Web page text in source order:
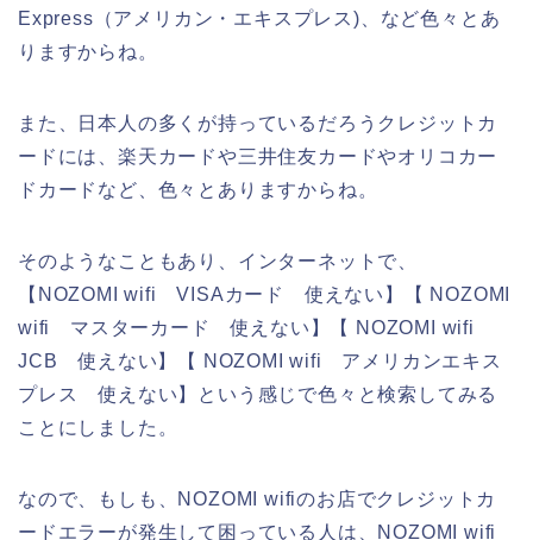
Express（アメリカン・エキスプレス)、など色々とあ
りますからね。
また、日本人の多くが持っているだろうクレジットカ
ードには、楽天カードや三井住友カードやオリコカー
ドカードなど、色々とありますからね。
そのようなこともあり、インターネットで、
【NOZOMI wifi VISAカード 使えない】【 NOZOMI
wifi マスターカード 使えない】【 NOZOMI wifi
JCB 使えない】【 NOZOMI wifi アメリカンエキス
プレス 使えない】という感じで色々と検索してみる
ことにしました。
なので、もしも、NOZOMI wifiのお店でクレジットカ
ードエラーが発生して困っている人は、NOZOMI wifi